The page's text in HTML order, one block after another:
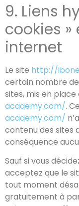
9. Liens
cookies »
internet
Le site http://
certain nombre
sites, mis en
academy.com/.
academy.com/
contenu des sites
conséquence
Sauf si vous
acceptez que le
tout moment
gratuitement à